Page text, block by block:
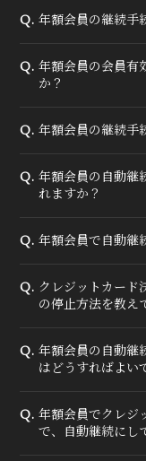
Q. 年額会員の継続手
Q. 年額会員の会員有
か？
Q. 年額会員の継続手
Q. 年額会員の自動継
れますか？
Q. 年額会員で自動継
Q. クレジットカー
の停止方法を教え
Q. 年額会員の自動継
はどうすればよい
Q. 年額会員でクレジ
で、自動継続にし